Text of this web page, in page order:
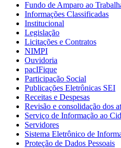
Fundo de Amparo ao
Informações Classificadas
Institucional
Legislação
Licitações e Contratos
NIMPI
Ouvidoria
pacIFique
Participação Social
Publicações Eletrônicas SEI
Receitas e Despesas
Revisão e consolidação dos
Serviço de Informação ao
Servidores
Sistema Eletrônico de
Proteção de Dados Pessoais